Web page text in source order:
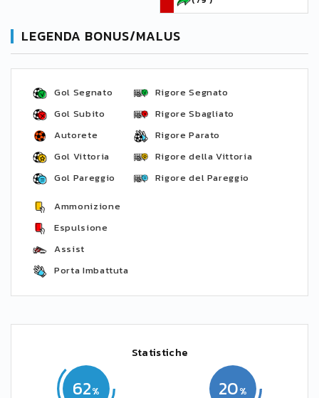
LEGENDA BONUS/MALUS
Gol Segnato
Gol Subito
Autorete
Gol Vittoria
Gol Pareggio
Rigore Segnato
Rigore Sbagliato
Rigore Parato
Rigore della Vittoria
Rigore del Pareggio
Ammonizione
Espulsione
Assist
Porta Imbattuta
Statistiche
62 20